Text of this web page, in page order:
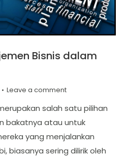
Bisnis dalam
Leave a comment
salah satu pilihan
bakatnya atau untuk
yang menjalankan
biasanya sering dilirik oleh